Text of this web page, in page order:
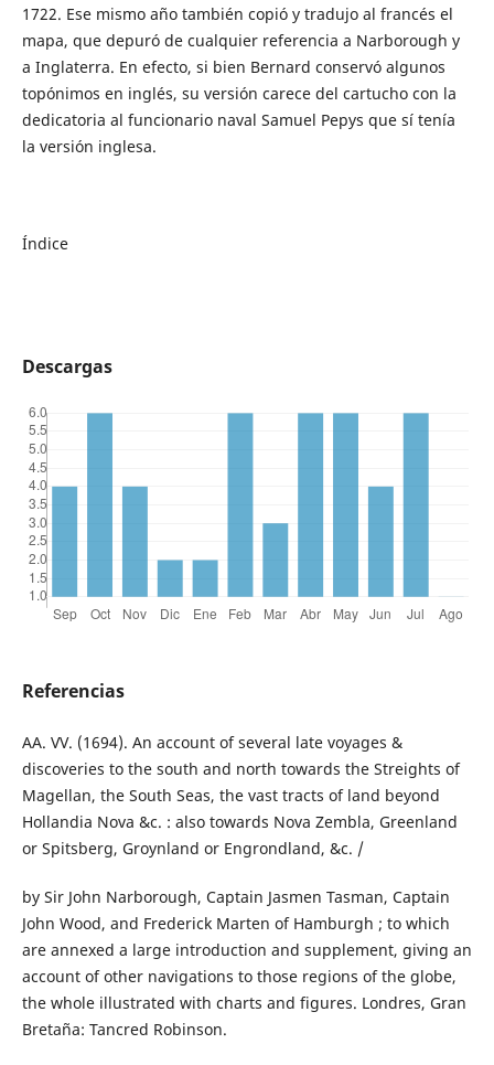
1722. Ese mismo año también copió y tradujo al francés el
mapa, que depuró de cualquier referencia a Narborough y
a Inglaterra. En efecto, si bien Bernard conservó algunos
topónimos en inglés, su versión carece del cartucho con la
dedicatoria al funcionario naval Samuel Pepys que sí tenía
la versión inglesa.
Índice
Descargas
Referencias
AA. VV. (1694). An account of several late voyages &
discoveries to the south and north towards the Streights of
Magellan, the South Seas, the vast tracts of land beyond
Hollandia Nova &c. : also towards Nova Zembla, Greenland
or Spitsberg, Groynland or Engrondland, &c. /
by Sir John Narborough, Captain Jasmen Tasman, Captain
John Wood, and Frederick Marten of Hamburgh ; to which
are annexed a large introduction and supplement, giving an
account of other navigations to those regions of the globe,
the whole illustrated with charts and figures. Londres, Gran
Bretaña: Tancred Robinson.